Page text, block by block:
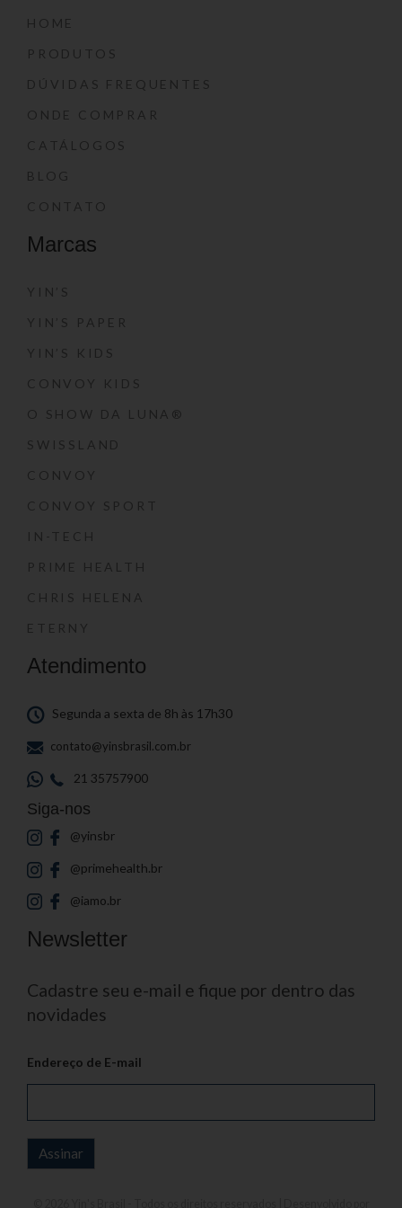
HOME
PRODUTOS
DÚVIDAS FREQUENTES
ONDE COMPRAR
CATÁLOGOS
BLOG
CONTATO
Marcas
YIN’S
YIN’S PAPER
YIN’S KIDS
CONVOY KIDS
O SHOW DA LUNA®
SWISSLAND
CONVOY
CONVOY SPORT
IN-TECH
PRIME HEALTH
CHRIS HELENA
ETERNY
Atendimento
Segunda a sexta de 8h às 17h30
contato@yinsbrasil.com.br
21 35757900
Siga-nos
@yinsbr
@primehealth.br
@iamo.br
Newsletter
Cadastre seu e-mail e fique por dentro das
novidades
Endereço de E-mail